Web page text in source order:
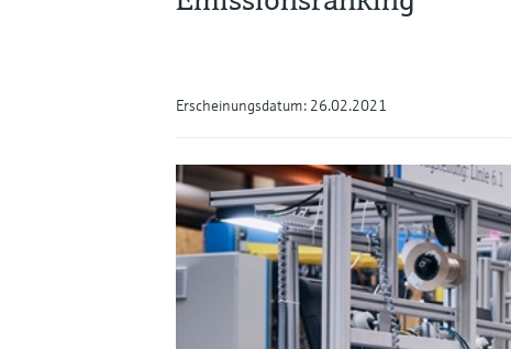
Erscheinungsdatum: 26.02.2021